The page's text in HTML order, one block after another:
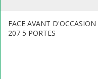
FACE AVANT
207 5 PORTES